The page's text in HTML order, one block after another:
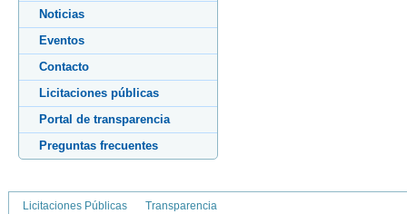
Noticias
Eventos
Contacto
Licitaciones públicas
Portal de transparencia
Preguntas frecuentes
Licitaciones Públicas
Transparencia